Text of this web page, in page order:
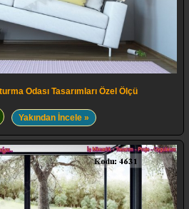
Odası Tasarımları Özel Ölçü
Yakından İncele »